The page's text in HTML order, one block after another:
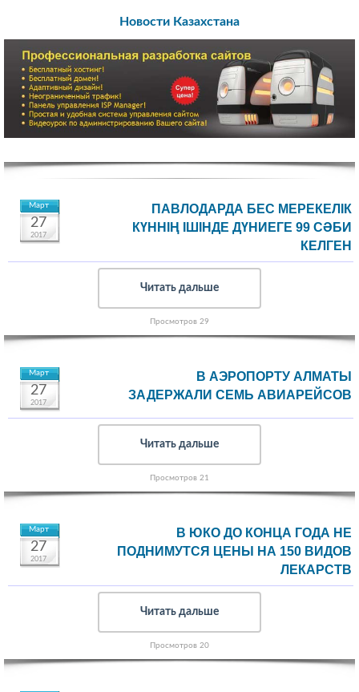
Новости Казахстана
Март
27
2017
ПАВЛОДАРДА БЕС МЕРЕКЕЛІК
КҮННІҢ ІШІНДЕ ДҮНИЕГЕ 99 СӘБИ
КЕЛГЕН
Читать дальше
Просмотров 29
Март
27
2017
В АЭРОПОРТУ АЛМАТЫ
ЗАДЕРЖАЛИ СЕМЬ АВИАРЕЙСОВ
Читать дальше
Просмотров 21
Март
27
2017
В ЮКО ДО КОНЦА ГОДА НЕ
ПОДНИМУТСЯ ЦЕНЫ НА 150 ВИДОВ
ЛЕКАРСТВ
Читать дальше
Просмотров 20